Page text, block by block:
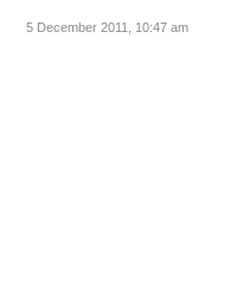
5 December 2011, 10:47 am